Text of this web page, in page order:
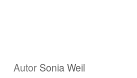
Autor Sonia Weil